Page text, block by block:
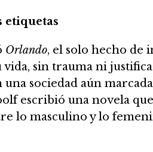
etiquetas
Orlando, el solo hecho de
vida, sin trauma ni
sociedad aún
escribió una novela que
lo masculino y lo